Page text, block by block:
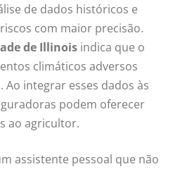
de dados históricos e
com maior precisão.
de Illinois indica que o
climáticos adversos
Ao integrar esses dados às
podem oferecer
ao agricultor.
assistente pessoal que não